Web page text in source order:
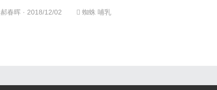
郝春晖 · 2018/12/02 蜘蛛 哺乳